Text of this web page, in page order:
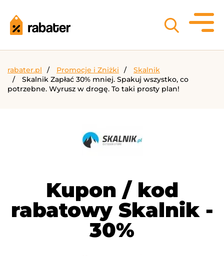
rabater.pl Promocje i Zniżki
Skalnik
Skalnik Zapłać 30% mniej. Spakuj wszystko, co
potrzebne. Wyrusz w drogę. To taki prosty plan!
Kupon / kod
rabatowy Skalnik -
30%